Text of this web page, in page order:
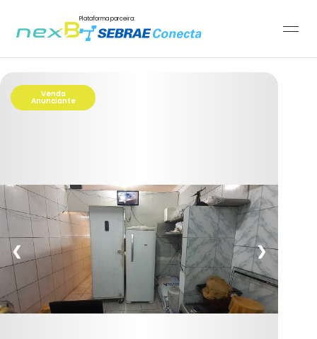
Plataforma parceira:
Venda
Anunciante
❮ ❯